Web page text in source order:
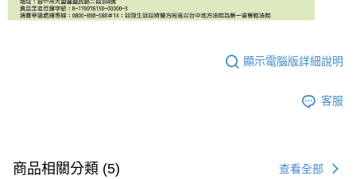
顯示電腦版詳細說明
客服
商品相關分類 (5) 查看全部